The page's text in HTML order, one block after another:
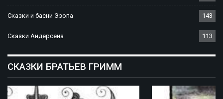
Сказки и басни Эзопа 143
Сказки Андерсена 113
СКАЗКИ БРАТЬЕВ ГРИММ